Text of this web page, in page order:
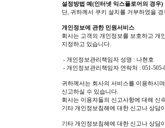
설정방법 예(인터넷 익스플로어의 경우)
단, 귀하께서 쿠키 설치를 거부하였을
개인정보에 관한 민원서비스
회사는 고객의 개인정보를 보호하고 개
지정하고 있습니다.
- 개인정보관리책임자 성명 : 나현호
- 개인정보관리책임자 연락처 : 051-505-
귀하께서는 회사의 서비스를 이용하시
신고하실 수 있습니다.
회사는 이용자들의 신고사항에 대해 신
기타 개인정보침해에 대한 신고나 상담
기타 개인정보침해에 대한 신고나 상담